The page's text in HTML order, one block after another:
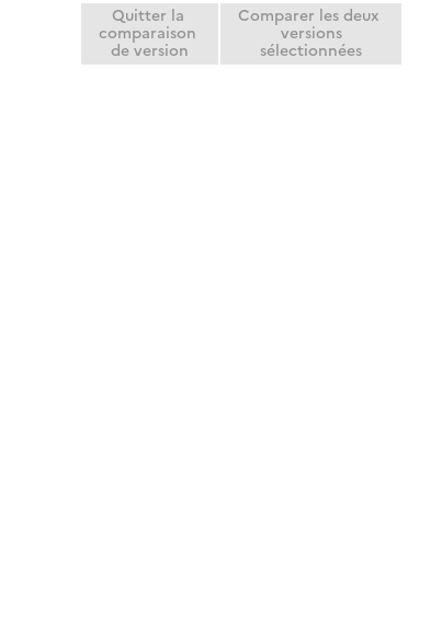
Quitter la
comparaison
de version
Comparer les deux
versions
sélectionnées